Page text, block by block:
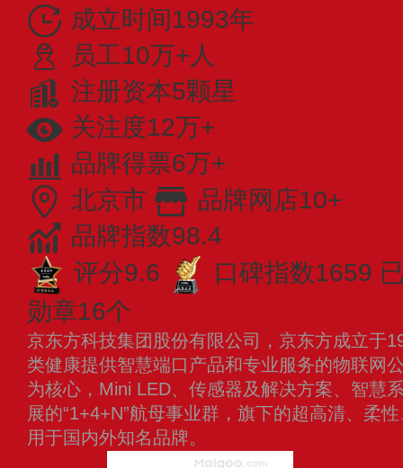
成立时间1993年
员工10万+人
注册资本5颗星
关注度12万+
品牌得票6万+
北京市
品牌网店10+
品牌指数98.4
评分9.6
口碑指数1659
勋章16个
京东方科技集团股份有限公司，京东方成立于
类健康提供智慧端口产品和专业服务的物联网
为核心，Mini LED、传感器及解决方案、智慧
展的“1+4+N”航母事业群，旗下的超高清、柔
用于国内外知名品牌。